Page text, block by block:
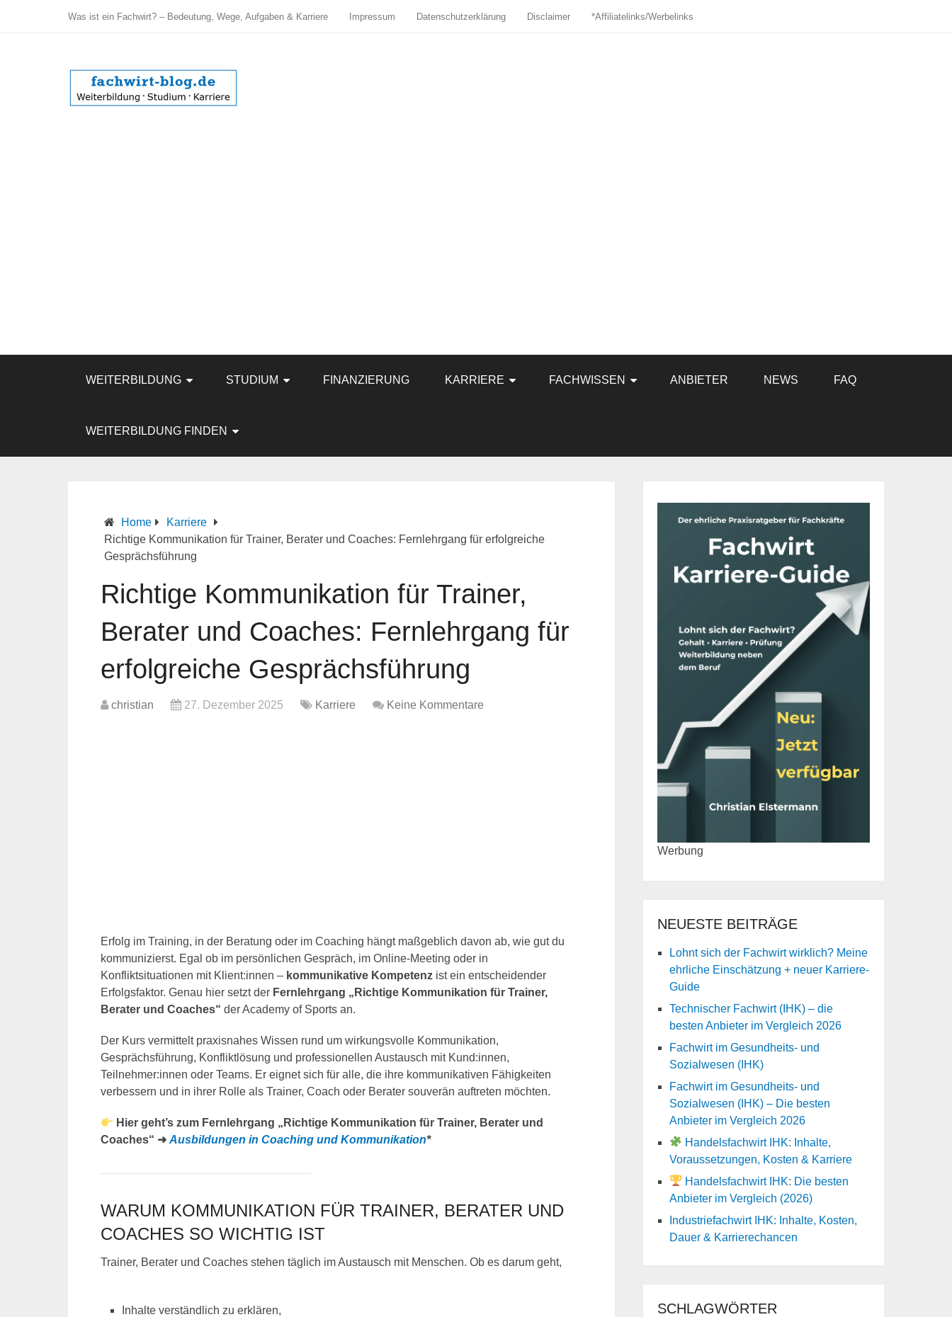
Was ist ein Fachwirt? – Bedeutung, Wege, Aufgaben & Karriere Impressum Datenschutzerklärung Disclaimer *Affiliatelinks/Werbelinks
WEITERBILDUNG STUDIUM FINANZIERUNG KARRIERE FACHWISSEN ANBIETER NEWS FAQ
WEITERBILDUNG FINDEN
Home
Karriere
Richtige Kommunikation für Trainer, Berater und Coaches: Fernlehrgang für erfolgreiche
Gesprächsführung
Richtige Kommunikation für Trainer,
Berater und Coaches: Fernlehrgang für
erfolgreiche Gesprächsführung
christian 27. Dezember 2025 Karriere Keine Kommentare
Erfolg im Training, in der Beratung oder im Coaching hängt maßgeblich davon ab, wie gut du
kommunizierst. Egal ob im persönlichen Gespräch, im Online-Meeting oder in
Konfliktsituationen mit Klient:innen – kommunikative Kompetenz ist ein entscheidender
Erfolgsfaktor. Genau hier setzt der Fernlehrgang „Richtige Kommunikation für Trainer,
Berater und Coaches“ der Academy of Sports an.
Der Kurs vermittelt praxisnahes Wissen rund um wirkungsvolle Kommunikation,
Gesprächsführung, Konfliktlösung und professionellen Austausch mit Kund:innen,
Teilnehmer:innen oder Teams. Er eignet sich für alle, die ihre kommunikativen Fähigkeiten
verbessern und in ihrer Rolle als Trainer, Coach oder Berater souverän auftreten möchten.
Hier geht’s zum Fernlehrgang „Richtige Kommunikation für Trainer, Berater und
Coaches“ ➜ Ausbildungen in Coaching und Kommunikation*
WARUM KOMMUNIKATION FÜR TRAINER, BERATER UND
COACHES SO WICHTIG IST
Trainer, Berater und Coaches stehen täglich im Austausch mit Menschen. Ob es darum geht,
Inhalte verständlich zu erklären,
Werbung
NEUESTE BEITRÄGE
Lohnt sich der Fachwirt wirklich? Meine
ehrliche Einschätzung + neuer Karriere-
Guide
Technischer Fachwirt (IHK) – die
besten Anbieter im Vergleich 2026
Fachwirt im Gesundheits- und
Sozialwesen (IHK)
Fachwirt im Gesundheits- und
Sozialwesen (IHK) – Die besten
Anbieter im Vergleich 2026
Handelsfachwirt IHK: Inhalte,
Voraussetzungen, Kosten & Karriere
Handelsfachwirt IHK: Die besten
Anbieter im Vergleich (2026)
Industriefachwirt IHK: Inhalte, Kosten,
Dauer & Karrierechancen
SCHLAGWÖRTER